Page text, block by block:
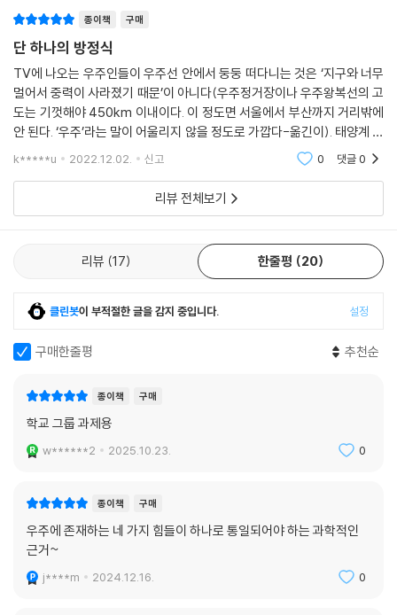
가 되었을 것이고, 강력이 지금보다 조금만 강했다면 태양은 이미 수십억
년 전에 연료가 고갈되어 죽은 별이 되었을 것이다. 지금 우리가 존재할 수
있는 것은 핵력의 세기가 기적처럼 들어맞았기 때문이다.
--- p.233-234
나는 개인적으로 끈이론에 대한 비관론이 오해에서 비롯되었다고 생각한
다. 이론에 대한 증거는 초대형 입자가속기에서 나오는 것이 아니라, 누군
가가 이론의 수학 체계를 완성했을 때 자연스럽게 발견될 것이기 때문이
여기서 핵심은 끈이론의 실험적 증거가 굳이 필요하지 않을 수도 있다는
아인슈타인은 자신을 ‘거대한 도서관에 막 들어선 아이’에 비유했다. 미스
터리로 가득 찬 우주의 해답이 방대한 양의 책에 적혀 있는데, 그 한복판에
자신이 서 있다는 뜻이다. 그가 일생을 두고 추구했던 목표는 그 책의 단 몇
장(章)이라도 읽어보는 것이었다.
서관이라면 그곳을 관리하는 사서는 누구이며, 책을 쓴 저자는 누구인가?
모든 물리법칙이 만물의 이론으로 설명된다면, 그 방정식은 어디서 온 것
인가?
문학작품에 대한 평가는 시간이 흐를수록 다양한 의견이 제시되면서 복잡
해지는 경향이 있다. 예를 들어 제임스 조이스의 소설에 대한 평가는 평론
가마다 각양각색인데, 이 상황은 세월이 아무리 흘러도 달라지지 않을 것
이다. 반면에 물리학 이론은 시간이 흐를수록 몇 개의 방정식으로 축약되
론’이 갖는 철학적 의미와 자신의 견해를 펼쳐보이고 이와 관련한 스티븐
호킹의 유명한 글로 책을 맺는다.
“완벽한 이론이 발견되면 처음에는 일부 과학자들만 이해하겠지만, 시간
이 흐르면 결국 모든 사람들이 이해하게 될 것이다. 그러면 ‘우주와 우리는
왜 존재하는가?’라는 심오한 토론에 철학자와 과학자뿐만 아니라 일반 대
중들도 참여할 수 있다. 그리고 이 질문의 해답을 찾는다면 인류 역사상 가
장 위대한 승리로 기록될 것이다. 오랜 세월 동안 무지한 상태로 살아왔던
인간이 드디어 신의 마음을 알아냈기 때문이다.”(263쪽)
자연에 존재하는 네 가지 힘은 무엇이며
이 힘들이 통일되어야 하는 과학적 근거와 철학적 의미는 무엇인가?
다. 왜냐하면 만물의 이론은 여러 세대에 걸쳐 위대한 사상가들을 괴롭혀
조 이전에는 무엇이 있었는가? 우주는 어디서 왔는가?”(245쪽)
미치오 카쿠는 고대 그리스의 원자론에서부터 뉴턴의 고전역학, 아인슈타
인의 상대성이론, 닐스 보어와 하이젠베르크 등의 양자역학을 거쳐 표준모
형에 이르는 물리학의 발전사를 돌아보며, 우주에 존재하는 네 가지 힘은
무엇인지, 이들은 서로 어떻게 얽혀 있는지, 그리고 이 힘들이 통일되어야
의 이론’만이 답을 줄 수 있는 과학적 문제들에는 다음과 같은 것들이 있다.
- 우리 우주에는 웜홀이 있는가?
- 우리 우주 외에 다른 우주가 존재하는가?
종이책 구매
단 하나의 방정식
TV에 나오는 우주인들이 우주선 안에서 둥둥 떠다니는 것은 ‘지구와 너무
멀어서 중력이 사라졌기 때문’이 아니다(우주정거장이나 우주왕복선의 고
도는 기껏해야 450km 이내이다. 이 정도면 서울에서 부산까지 거리밖에
안 된다. ‘우주’라는 말이 어울리지 않을 정도로 가깝다-옮긴이). 태양계 안
에서 중력이 0인 곳은 존재하지 않는다. 그런데도 우주인의 몸이 둥둥 떠
k*****u 2022.12.02. 신고 0 댓글0
리뷰 전체보기
리뷰 17 한줄평 20
클린봇이 부적절한 글을 감지 중입니다. 설정
구매한줄평 추천순
종이책 구매
학교 그룹 과제용
w******2 2025.10.23. 0
종이책 구매
우주에 존재하는 네 가지 힘들이 하나로 통일되어야 하는 과학적인
근거~
j****m 2024.12.16. 0